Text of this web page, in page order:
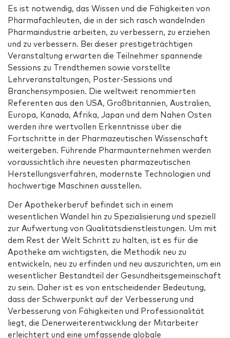
Es ist notwendig, das Wissen und die Fähigkeiten von
Pharmafachleuten, die in der sich rasch wandelnden
Pharmaindustrie arbeiten, zu verbessern, zu erziehen
und zu verbessern. Bei dieser prestigeträchtigen
Veranstaltung erwarten die Teilnehmer spannende
Sessions zu Trendthemen sowie vorstellte
Lehrveranstaltungen, Poster-Sessions und
Branchensymposien. Die weltweit renommierten
Referenten aus den USA, Großbritannien, Australien,
Europa, Kanada, Afrika, Japan und dem Nahen Osten
werden ihre wertvollen Erkenntnisse über die
Fortschritte in der Pharmazeutischen Wissenschaft
weitergeben. Führende Pharmaunternehmen werden
voraussichtlich ihre neuesten pharmazeutischen
Herstellungsverfahren, modernste Technologien und
hochwertige Maschinen ausstellen.
Der Apothekerberuf befindet sich in einem
wesentlichen Wandel hin zu Spezialisierung und speziell
zur Aufwertung von Qualitätsdienstleistungen. Um mit
dem Rest der Welt Schritt zu halten, ist es für die
Apotheke am wichtigsten, die Methodik neu zu
entwickeln, neu zu erfinden und neu auszurichten, um ein
wesentlicher Bestandteil der Gesundheitsgemeinschaft
zu sein. Daher ist es von entscheidender Bedeutung,
dass der Schwerpunkt auf der Verbesserung und
Verbesserung von Fähigkeiten und Professionalität
liegt, die Denerweiterentwicklung der Mitarbeiter
erleichtert und eine umfassende globale